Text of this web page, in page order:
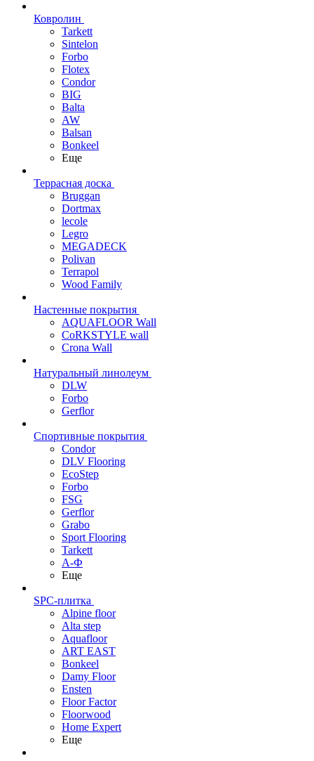
Ковролин
Tarkett
Sintelon
Forbo
Flotex
Condor
BIG
Balta
AW
Balsan
Bonkeel
Еще
Террасная доска
Bruggan
Dortmax
lecole
Legro
MEGADECK
Polivan
Terrapol
Wood Family
Настенные покрытия
AQUAFLOOR Wall
CoRKSTYLE wall
Crona Wall
Натуральный линолеум
DLW
Forbo
Gerflor
Спортивные покрытия
Condor
DLV Flooring
EcoStep
Forbo
FSG
Gerflor
Grabo
Sport Flooring
Tarkett
А-Ф
Еще
SPC-плитка
Alpine floor
Alta step
Aquafloor
ART EAST
Bonkeel
Damy Floor
Ensten
Floor Factor
Floorwood
Home Expert
Еще